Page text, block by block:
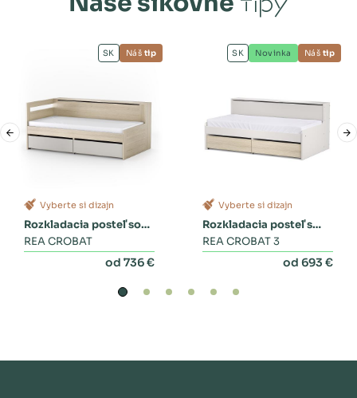
tipy
Vyberte si dizajn
Rozkladacia posteľ so
zásuvkami
REA CROBAT
od 736 €
SK Náš tip
Vyberte si dizajn
Rozkladacia posteľ s
dvoma zásuvkami a
REA CROBAT 3
od 693 €
SK Novinka Náš tip